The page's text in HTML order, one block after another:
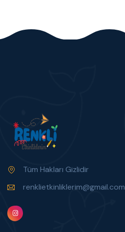
Tüm Hakları Gizlidir
renklietkinliklerim@gmail.com